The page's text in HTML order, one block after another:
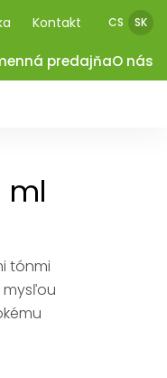
Kontakt CS SK
predajňaO nás
ml
tónmi